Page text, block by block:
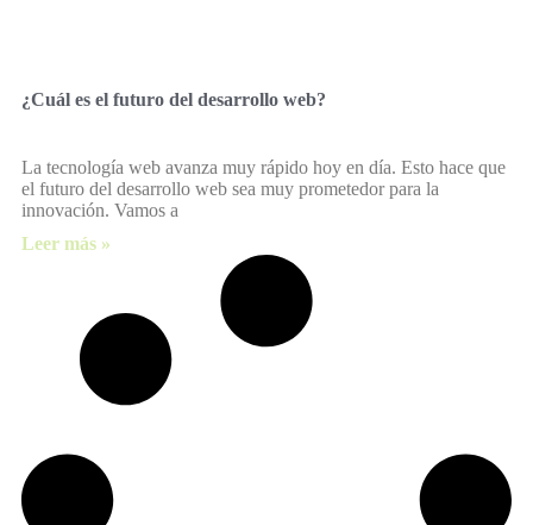
¿Cuál es el futuro del desarrollo web?
La tecnología web avanza muy rápido hoy en día. Esto hace que
el futuro del desarrollo web sea muy prometedor para la
innovación. Vamos a
Leer más »